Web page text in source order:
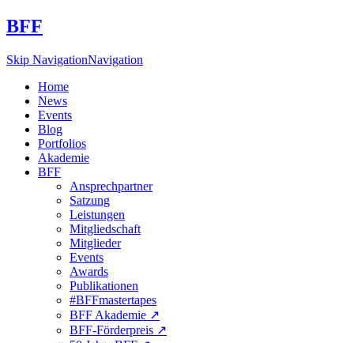
BFF
Skip NavigationNavigation
Home
News
Events
Blog
Portfolios
Akademie
BFF
Ansprechpartner
Satzung
Leistungen
Mitgliedschaft
Mitglieder
Events
Awards
Publikationen
#BFFmastertapes
BFF Akademie ↗︎
BFF-Förderpreis ↗︎